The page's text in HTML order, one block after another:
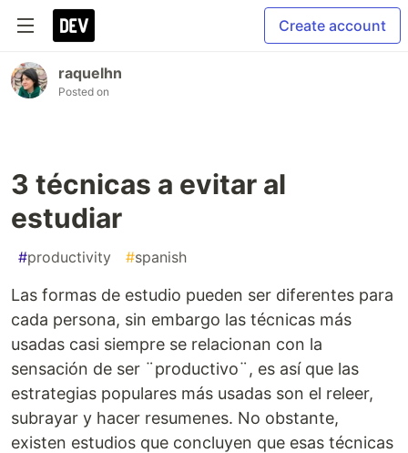
Create account
raquelhn
Posted on
3 técnicas a evitar al
estudiar
#productivity #spanish
Las formas de estudio pueden ser diferentes para
cada persona, sin embargo las técnicas más
usadas casi siempre se relacionan con la
sensación de ser ¨productivo¨, es así que las
estrategias populares más usadas son el releer,
subrayar y hacer resumenes. No obstante,
existen estudios que concluyen que esas técnicas